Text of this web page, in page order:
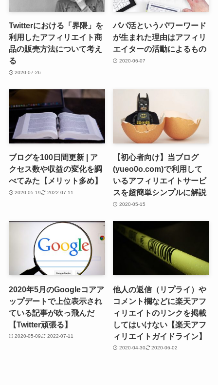
Twitterにおける「界隈」を
利用したアフィリエイト商
品の販売方法について考え
る
2020-07-26
パパ活というパワーワード
が生まれた理由はアフィリ
エイターの活動によるもの
2020-06-07
ブログを100日間更新 | ア
クセス数や収益の変化を調
べてみた【メリット多め】
2020-05-19 2022-07-11
【初心者向け】当ブログ
(yueo0o.com)で利用して
いるアフィリエイトサービ
スを超簡単シンプルに解説
2020-05-15
2020年5月のGoogleコアア
ップデートで上位表示され
ている記事が吹っ飛んだ
【Twitter頑張る】
2020-05-09 2022-07-11
他人の返信（リプライ）や
コメント欄などに楽天アフ
ィリエイトのリンクを掲載
してはいけない【楽天アフ
ィリエイトガイドライン】
2020-04-30 2020-06-02